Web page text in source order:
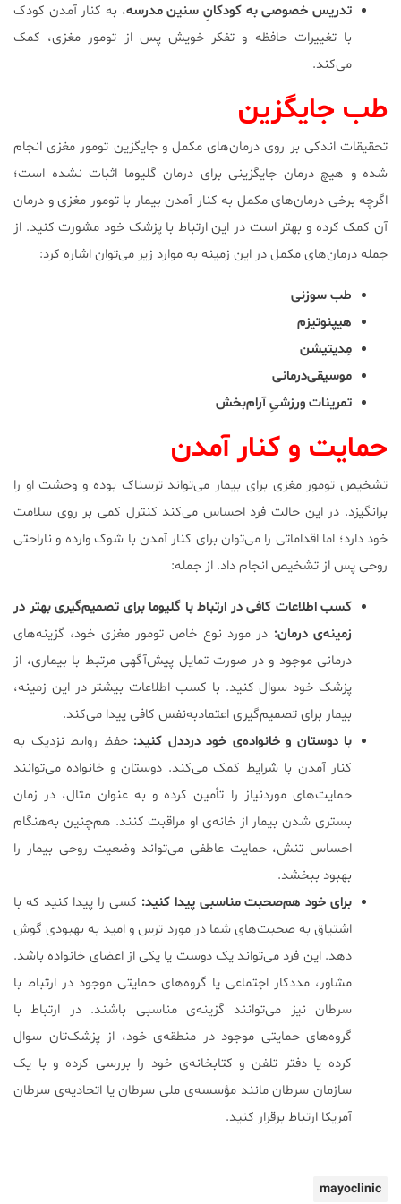
تدریس خصوصی به کودکانِ سنین مدرسه، به کنار آمدن کودک
با تغییرات حافظه‌ و تفکر خویش پس از تومور مغزی، کمک
می‌کند.
طب جایگزین
تحقیقات اندکی بر روی درمان‌های مکمل و جایگزین تومور مغزی انجام
شده و هیچ درمان جایگزینی برای درمان گلیوما اثبات نشده است؛
اگرچه برخی درمان‎‌های مکمل به کنار آمدن بیمار با تومور مغزی و درمان
آن کمک کرده و بهتر است در این ارتباط با پزشک خود مشورت کنید. از
جمله درمان‌های مکمل در این زمینه به موارد زیر می‌توان اشاره کرد:
طب‌ سوزنی
هیپنوتیزم
مِدیتیشن
موسیقی‌درمانی
تمرینات ورزشیِ آرام‌بخش
حمایت و کنار آمدن
تشخیص تومور مغزی برای بیمار می‌تواند ترسناک بوده و وحشت او را
برانگیزد. در این حالت فرد احساس می‌کند کنترل کمی بر روی سلامت
خود دارد؛ اما اقداماتی را می‌توان برای کنار آمدن با شوک وارده و ناراحتی
روحی پس از تشخیص انجام داد. از جمله:
کسب اطلاعات کافی در ارتباط با گلیوما برای تصمیم‌گیری بهتر در
زمینه‌ی درمان: در مورد نوع خاص تومور مغزی خود، گزینه‌های
درمانی موجود و در صورت تمایل پیش‌آگهی مرتبط با بیماری، از
پزشک خود سوال کنید. با کسب اطلاعات بیشتر در این زمینه،
بیمار برای تصمیم‌گیری اعتمادبه‌نفس کافی پیدا می‌کند.
با دوستان و خانواده‌ی خود درددل کنید: حفظ روابط نزدیک به
کنار آمدن با شرایط کمک می‌کند. دوستان و خانواده می‌توانند
حمایت‌های موردنیاز را تأمین کرده و به عنوان مثال، در زمان
بستری شدن بیمار از خانه‌ی او مراقبت کنند. هم‌چنین به‌هنگام
احساس تنش، حمایت عاطفی می‌تواند وضعیت روحی بیمار را
بهبود ببخشد.
برای خود هم‌صحبت مناسبی پیدا کنید: کسی را پیدا کنید که با
اشتیاق به صحبت‌های شما در مورد ترس و امید به بهبودی گوش
دهد. این فرد می‌تواند یک دوست یا یکی از اعضای خانواده باشد.
مشاور، مددکار اجتماعی یا گروه‌های حمایتی موجود در ارتباط با
سرطان نیز می‌توانند گزینه‌ی مناسبی باشند. در ارتباط با
گروه‌های حمایتی موجود در منطقه‌ی خود، از پزشک‌تان سوال
کرده یا دفتر تلفن و کتابخانه‌ی خود را بررسی کرده و با یک
سازمان سرطان مانند مؤسسه‌ی ملی سرطان یا اتحادیه‌ی سرطان
آمریکا ارتباط برقرار کنید.
mayoclinic